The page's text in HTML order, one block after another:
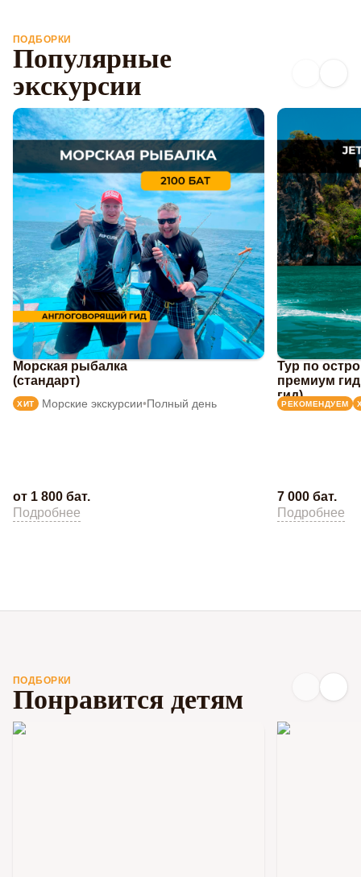
ПОДБОРКИ
Популярные
экскурсии
Морская рыбалка
(стандарт)
ХИТ Морские экскурсии•Полный день
от 1 800 бат.
Подробнее
Тур по
премиум
гид)
РЕКОМЕНДУЕМ
7 000 бат.
Подробнее
ПОДБОРКИ
Понравится детям